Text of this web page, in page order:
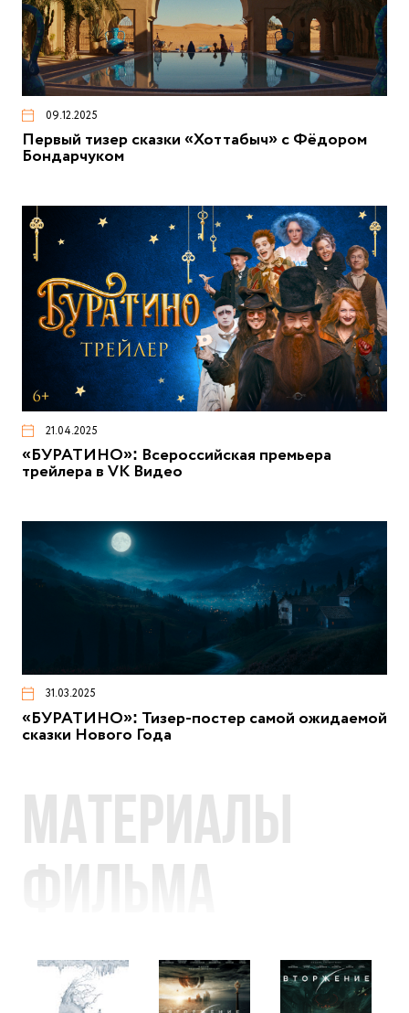
09.12.2025
Первый тизер сказки «Хоттабыч» с Фёдором
Бондарчуком
21.04.2025
«БУРАТИНО»: Всероссийская премьера
трейлера в VK Видео
31.03.2025
«БУРАТИНО»: Тизер-постер самой ожидаемой
сказки Нового Года
Материалы
фильма